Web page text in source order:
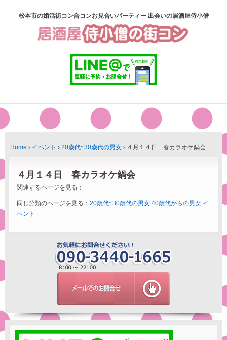
松本市の婚活街コン合コンお見合いパーティー 出会いの居酒屋侍小僧
Home › イベント › 20歳代~30歳代の男女 › ４月１４日 春カラオケ鍋会
４月１４日 春カラオケ鍋会
関連するページを見る：
同じ分類のページを見る： 20歳代~30歳代の男女 40歳代からの男女 イ
ベント